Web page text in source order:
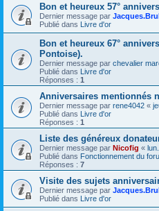
Bon et heureux 57°
Dernier message par
Publié dans Livre d'or
Bon et heureux 67°
Pontoise).
Dernier message par chevalier
Publié dans Livre d'or
Réponses : 1
Anniversaires mentionnés
Dernier message par rene4042 «
Publié dans Livre d'or
Réponses : 1
Liste des généreux
Dernier message par Nicofig «
Publié dans Fonctionnement du
Réponses : 7
Visite des sujets
Dernier message par
Publié dans Livre d'or